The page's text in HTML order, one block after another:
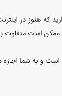
است متفاوت
و به شما